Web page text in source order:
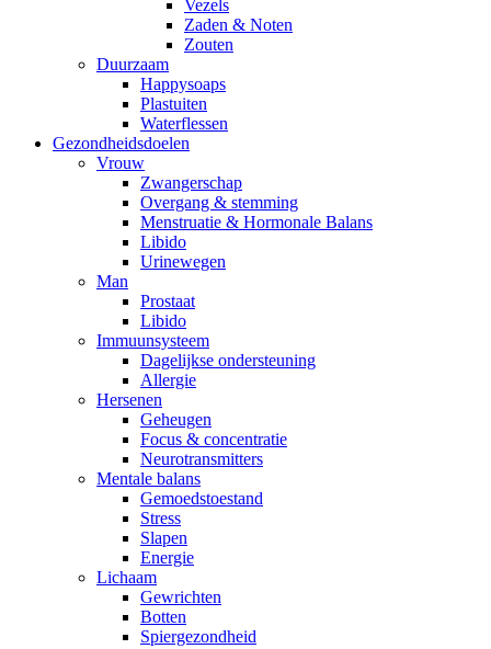
Vezels
Zaden & Noten
Zouten
Duurzaam
Happysoaps
Plastuiten
Waterflessen
Gezondheidsdoelen
Vrouw
Zwangerschap
Overgang & stemming
Menstruatie & Hormonale Balans
Libido
Urinewegen
Man
Prostaat
Libido
Immuunsysteem
Dagelijkse ondersteuning
Allergie
Hersenen
Geheugen
Focus & concentratie
Neurotransmitters
Mentale balans
Gemoedstoestand
Stress
Slapen
Energie
Lichaam
Gewrichten
Botten
Spiergezondheid